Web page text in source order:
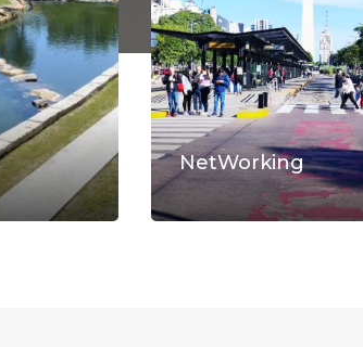
NetWorking